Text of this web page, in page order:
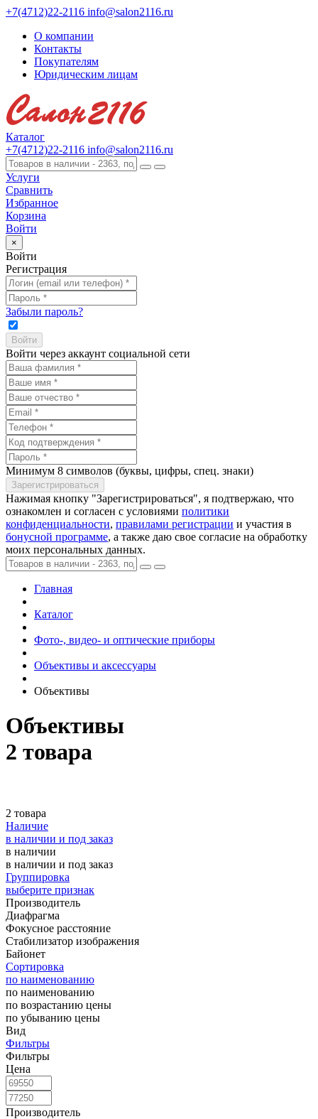
+7(4712)22-2116 info@salon2116.ru
О компании
Контакты
Покупателям
Юридическим лицам
Каталог
+7(4712)22-2116 info@salon2116.ru
Услуги
Сравнить
Избранное
Корзина
Войти
×
Войти
Регистрация
Забыли пароль?
Войти через аккаунт социальной сети
Минимум 8 символов (буквы, цифры, спец. знаки)
Нажимая кнопку "Зарегистрироваться", я подтвержаю, что
ознакомлен и согласен с условиями политики
конфиденциальности, правилами регистрации и участия в
бонусной программе, а также даю свое согласие на обработку
моих персональных данных.
Главная
Каталог
Фото-, видео- и оптические приборы
Объективы и аксессуары
Объективы
Объективы
2 товара
2 товара
Наличие
в наличии и под заказ
в наличии
в наличии и под заказ
Группировка
выберите признак
Производитель
Диафрагма
Фокусное расстояние
Стабилизатор изображения
Байонет
Сортировка
по наименованию
по наименованию
по возрастанию цены
по убыванию цены
Вид
Фильтры
Фильтры
Цена
Производитель